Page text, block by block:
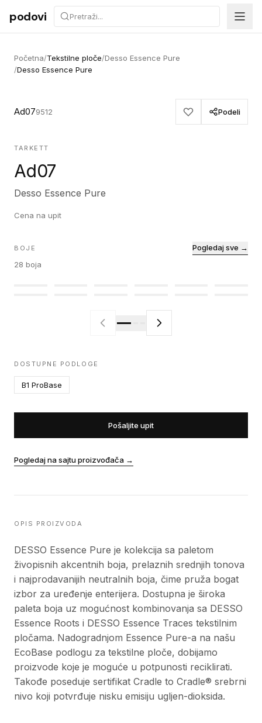
Preskoči na sadržaj
podovi
Početna/Tekstilne ploče/Desso Essence Pure
/Desso Essence Pure
Ad079512 Podeli
TARKETT
Ad07
Desso Essence Pure
Cena na upit
BOJE
28 boja
Pogledaj sve →
DOSTUPNE PODLOGE
B1 ProBase
Pošaljite upit
Pogledaj na sajtu proizvođača →
OPIS PROIZVODA
DESSO Essence Pure je kolekcija sa paletom
živopisnih akcentnih boja, prelaznih srednjih tonova
i najprodavanijih neutralnih boja, čime pruža bogat
izbor za uređenje enterijera. Dostupna je široka
paleta boja uz mogućnost kombinovanja sa DESSO
Essence Roots i DESSO Essence Traces tekstilnim
pločama. Nadogradnjom Essence Pure-a na našu
EcoBase podlogu za tekstilne ploče, dobijamo
proizvode koje je moguće u potpunosti reciklirati.
Takođe poseduje sertifikat Cradle to Cradle® srebrni
nivo koji potvrđuje nisku emisiju ugljen-dioksida.